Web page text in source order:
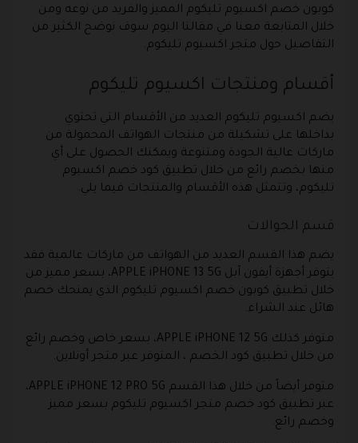
كوبون خصم اكسيوم تليكوم المميز والفريد من نوعه ومن
خلال المتابعة معنا في مقالنا اليوم سوف نوضح الكثير من
التفاصيل حول متجر اكسيوم تليكوم.
أقسام ومنتجات اكسيوم تليكوم
يضم اكسيوم تليكوم العديد من الأقسام التي تحتوي
بداخلها على تشكيلة من منتجات الهواتف المحمولة من
ماركات عالية الجودة ومتنوعة ويمكنك الحصول على أي
منها بخصم رائع من خلال تطبيق كود خصم اكسيوم
تليكوم، وتتمثل هذه الأقسام والمنتجات فيما يلي.
قسم الجوالات
يضم هذا القسم العديد من الهواتف من ماركات عالمية فقد
يتوفر أجهزة أيفون آبل APPLE iPHONE 13 5G، بسعر مميز من
خلال تطبيق كوبون خصم اكسيوم تليكوم الذي يمنحك خصم
هائل عند الشراء.
متوفر كذلك APPLE iPHONE 12 5G، بسعر خاص وخصم رائع
من خلال تطبيق كود الخصم ، المتوفر عبر متجر أونلاين.
متوفر أيضاً من خلال هذا القسم APPLE iPHONE 12 PRO 5G،
عبر تطبيق كود خصم متجر اكسيوم تليكوم بسعر مميز
وخصم رائع.